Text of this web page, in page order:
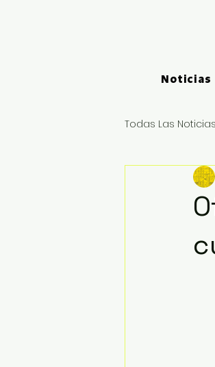
Noticias
Todas Las Noticias
Logística y